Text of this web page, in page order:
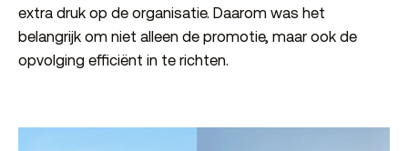
extra druk op de organisatie. Daarom was het
belangrijk om niet alleen de promotie, maar ook de
opvolging efficiënt in te richten.